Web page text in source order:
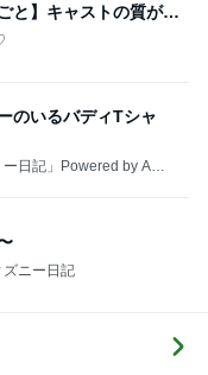
と】キャストの質が…
のいるバディTシャ
日記」Powered by Ame
ニー日記